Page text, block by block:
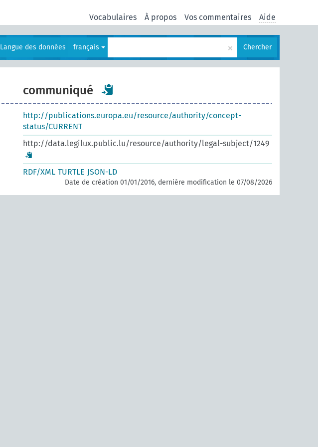
Vocabulaires À propos Vos commentaires Aide
Langue des données français × Chercher
communiqué
http://publications.europa.eu/resource/authority/concept-
status/CURRENT
http://data.legilux.public.lu/resource/authority/legal-subject/1249
RDF/XML TURTLE JSON-LD
Date de création 01/01/2016, dernière modification le 07/08/2026